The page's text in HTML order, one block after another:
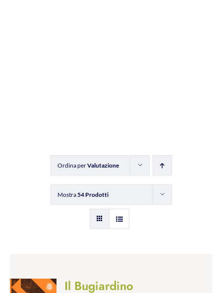
Ordina perValutazione
Mostra54 Prodotti
Il Bugiardino